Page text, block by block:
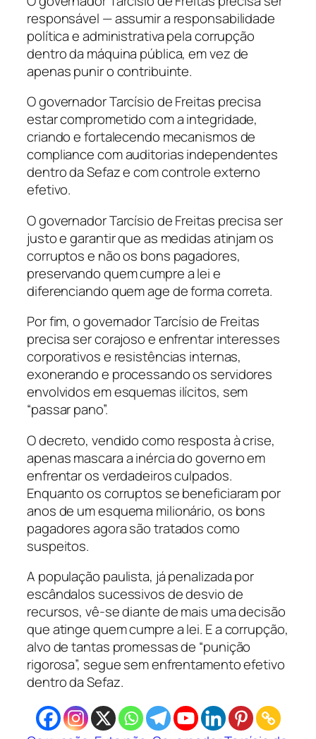
responsável — assumir a responsabilidade
política e administrativa pela corrupção
dentro da máquina pública, em vez de
apenas punir o contribuinte.
O governador Tarcísio de Freitas precisa
estar comprometido com a integridade,
criando e fortalecendo mecanismos de
compliance com auditorias independentes
dentro da Sefaz e com controle externo
efetivo.
O governador Tarcísio de Freitas precisa ser
justo e garantir que as medidas atinjam os
corruptos e não os bons pagadores,
preservando quem cumpre a lei e
diferenciando quem age de forma correta.
Por fim, o governador Tarcísio de Freitas
precisa ser corajoso e enfrentar interesses
corporativos e resistências internas,
exonerando e processando os servidores
envolvidos em esquemas ilícitos, sem
“passar pano”.
O decreto, vendido como resposta à crise,
apenas mascara a inércia do governo em
enfrentar os verdadeiros culpados.
Enquanto os corruptos se beneficiaram por
anos de um esquema milionário, os bons
pagadores agora são tratados como
suspeitos.
A população paulista, já penalizada por
escândalos sucessivos de desvio de
recursos, vê-se diante de mais uma decisão
que atinge quem cumpre a lei. E a corrupção,
alvo de tantas promessas de “punição
rigorosa”, segue sem enfrentamento efetivo
dentro da Sefaz.